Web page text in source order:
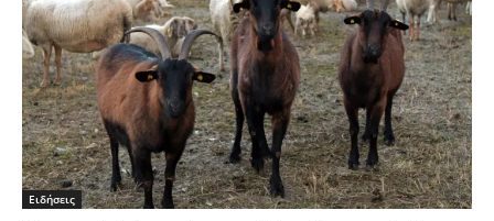
Ειδήσεις